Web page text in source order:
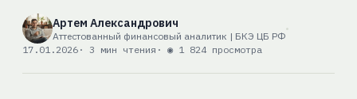
Артем Александрович
Аттестованный финансовый аналитик | БКЭ ЦБ РФ
17.01.2026· 3 мин чтения · ◉ 1 824 просмотра